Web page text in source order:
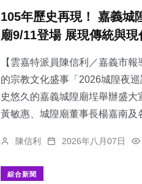
105年歷史再現！ 嘉義城
廟9/11登場 展現傳統與
【雲嘉特派員陳信利／嘉義市
的宗教文化盛事「2026城隍夜
史悠久的嘉義城隍廟埕舉辦盛
黃敏惠、城隍廟董事長楊嘉南及
陳信利 2026年八月07日
綜合新聞